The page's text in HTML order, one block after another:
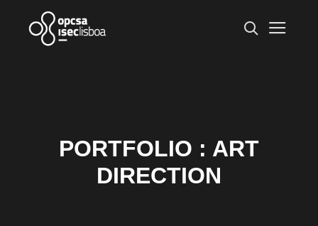
PORTFOLIO : ART
DIRECTION